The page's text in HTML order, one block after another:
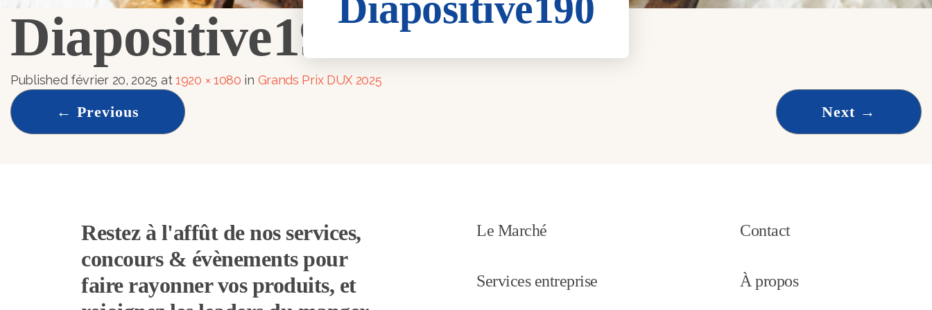
Diapositive190
Published février 20, 2025 at1920 × 1080 in Grands Prix DUX 2025
← Previous Next →
Restez à l'affût de nos services,
concours & évènements pour
faire rayonner vos produits, et
Le Marché
Services entreprise
Contact
À propos